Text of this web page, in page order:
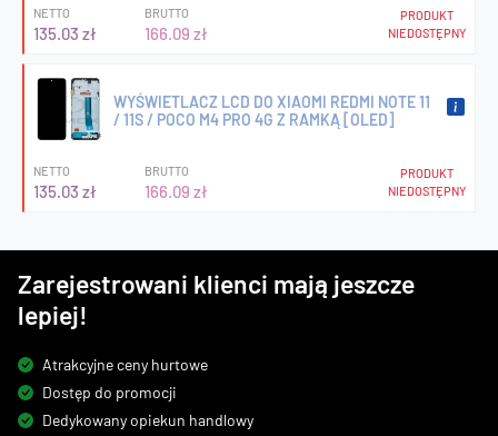
NETTO
135.03 zł
BRUTTO
166.09 zł
PRODUKT
NIEDOSTĘPNY
WYŚWIETLACZ LCD DO XIAOMI REDMI NOTE 11
/ 11S / POCO M4 PRO 4G Z RAMKĄ [OLED]
NETTO
135.03 zł
BRUTTO
166.09 zł
PRODUKT
NIEDOSTĘPNY
Zarejestrowani klienci mają jeszcze
lepiej!
Atrakcyjne ceny hurtowe
Dostęp do promocji
Dedykowany opiekun handlowy